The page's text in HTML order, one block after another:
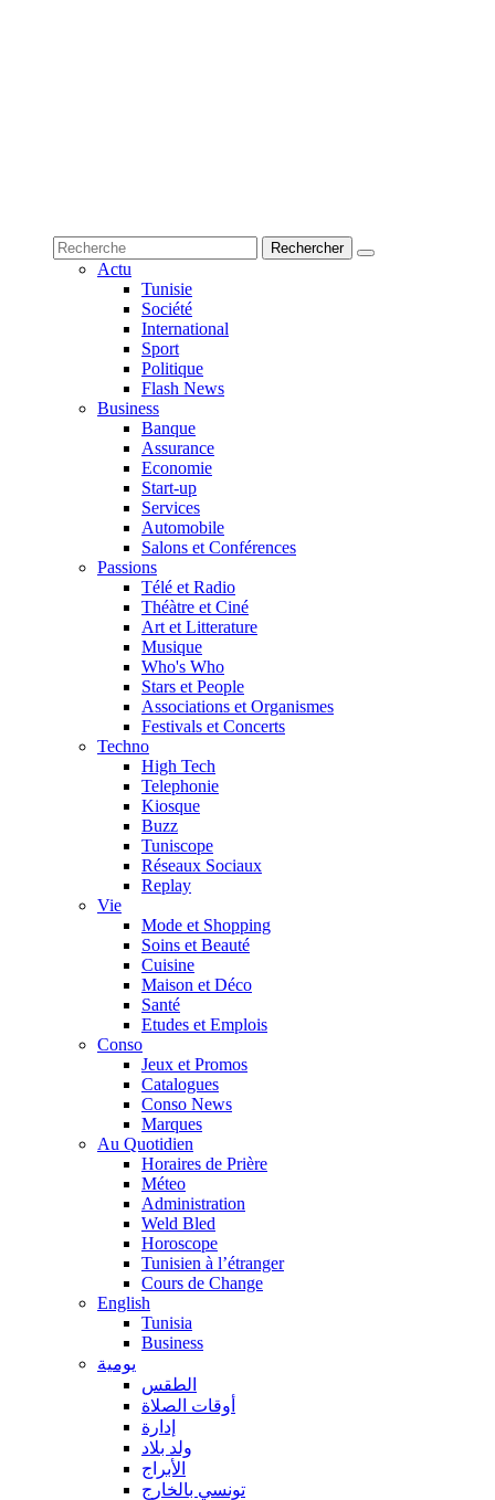
Actu
Tunisie
Société
International
Sport
Politique
Flash News
Business
Banque
Assurance
Economie
Start-up
Services
Automobile
Salons et Conférences
Passions
Télé et Radio
Théàtre et Ciné
Art et Litterature
Musique
Who's Who
Stars et People
Associations et Organismes
Festivals et Concerts
Techno
High Tech
Telephonie
Kiosque
Buzz
Tuniscope
Réseaux Sociaux
Replay
Vie
Mode et Shopping
Soins et Beauté
Cuisine
Maison et Déco
Santé
Etudes et Emplois
Conso
Jeux et Promos
Catalogues
Conso News
Marques
Au Quotidien
Horaires de Prière
Méteo
Administration
Weld Bled
Horoscope
Tunisien à l’étranger
Cours de Change
English
Tunisia
Business
يومية
الطقس
أوقات الصلاة
إدارة
ولد بلاد
الأبراج
تونسي بالخارج